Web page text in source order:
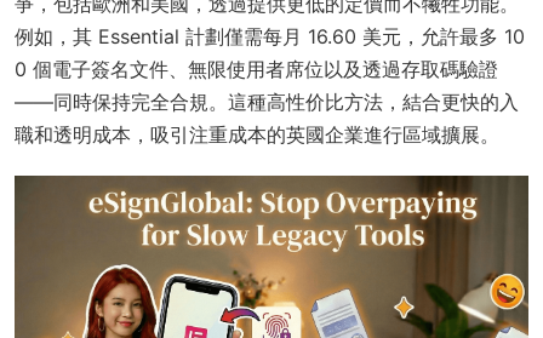
例如，其 Essential 計劃僅需每月 16.60 美元，允許最多 10
0 個電子簽名文件、無限使用者席位以及透過存取碼驗證
——同時保持完全合規。這種高性价比方法，結合更快的入
職和透明成本，吸引注重成本的英國企業進行區域擴展。